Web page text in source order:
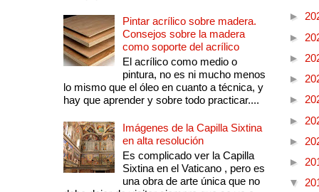
Pintar acrílico sobre madera.
Consejos sobre la madera
como soporte del acrílico
El acrílico como medio o
pintura, no es ni mucho menos
lo mismo que el óleo en cuanto a técnica, y
hay que aprender y sobre todo practicar....
Imágenes de la Capilla Sixtina
en alta resolución
Es complicado ver la Capilla
Sixtina en el Vaticano , pero es
una obra de arte única que no
►
►
►
►
►
►
►
►
▼